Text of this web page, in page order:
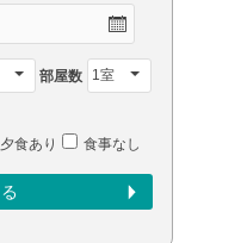
部屋数
夕食あり 食事なし